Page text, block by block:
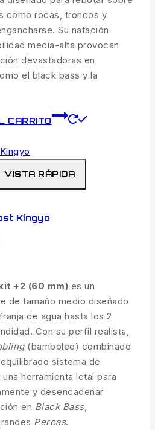
como rocas, troncos y
Su natación
media-alta provocan
devastadoras en
el black bass y la
CARRITO
VISTA RÁPIDA
Kingyo
+2 (60 mm) es un
de tamaño medio diseñado
de agua hasta los 2
Con su perfil realista,
(bamboleo) combinado
sistema de
herramienta letal para
y desencadenar
en Black Bass,
Percas.